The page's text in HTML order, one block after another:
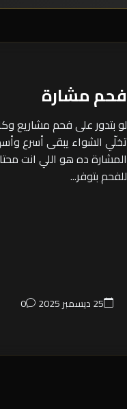
فحم مشارة
لو بتدور على فحم مشاريع
تخلّي الشواء يبقى أسرع
المشارة ده هو اللي انت
للفحم بتوفر...
25 ديسمبر 2025 0